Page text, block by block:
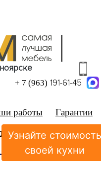
Узнайте стоимость
своей кухни
+ 7 (963) 191-61-45
работы
Гарантии
Избранное (0)